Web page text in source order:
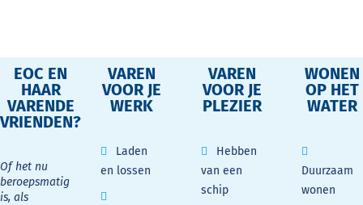
EOC EN
HAAR
VARENDE
VRIENDEN?
Of het nu
beroepsmatig
is, als
VAREN
VOOR JE
WERK
Laden
en lossen
VAREN
VOOR JE
PLEZIER
Hebben
van een
schip
WONEN
OP HET
WATER
Duurzaam
wonen